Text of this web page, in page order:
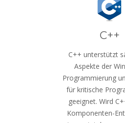
C++
C++ unterstützt
Aspekte der
Programmierung
für kritische
geeignet. Wird
Komponenten-